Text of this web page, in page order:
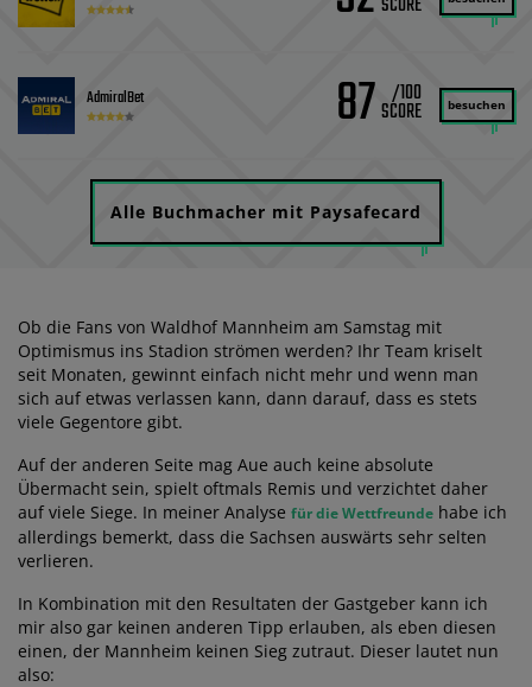
AdmiralBet 87 /100 besuchen
Alle Buchmacher mit Paysafecard
Ob die Fans von Waldhof Mannheim am Samstag mit
Optimismus ins Stadion strömen werden? Ihr Team kriselt
seit Monaten, gewinnt einfach nicht mehr und wenn man
sich auf etwas verlassen kann, dann darauf, dass es stets
viele Gegentore gibt.
Auf der anderen Seite mag Aue auch keine absolute
Übermacht sein, spielt oftmals Remis und verzichtet daher
auf viele Siege. In meiner Analyse für die Wettfreunde habe ich
allerdings bemerkt, dass die Sachsen auswärts sehr selten
verlieren.
In Kombination mit den Resultaten der Gastgeber kann ich
mir also gar keinen anderen Tipp erlauben, als eben diesen
einen, der Mannheim keinen Sieg zutraut. Dieser lautet nun
also: